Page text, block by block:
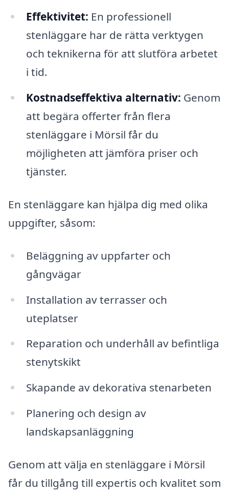
Effektivitet: En professionell
stenläggare har de rätta verktygen
och teknikerna för att slutföra arbetet
i tid.
Kostnadseffektiva alternativ: Genom
att begära offerter från flera
stenläggare i Mörsil får du
möjligheten att jämföra priser och
tjänster.
En stenläggare kan hjälpa dig med olika
uppgifter, såsom:
Beläggning av uppfarter och
gångvägar
Installation av terrasser och
uteplatser
Reparation och underhåll av befintliga
stenytskikt
Skapande av dekorativa stenarbeten
Planering och design av
landskapsanläggning
Genom att välja en stenläggare i Mörsil
får du tillgång till expertis och kvalitet som